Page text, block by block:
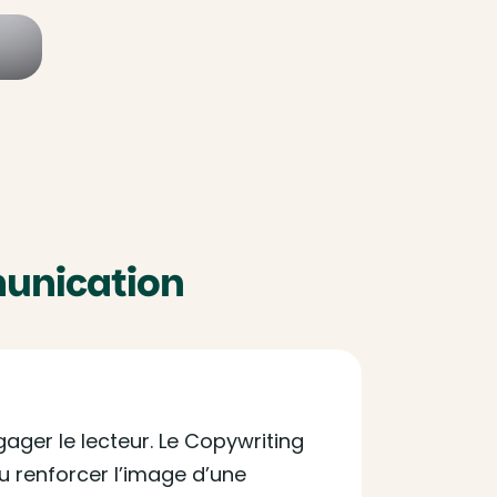
le lecteur. Le Copywriting
l’image d’une